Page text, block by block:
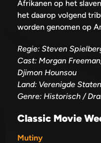
Afrikanen op het
het daarop volgend
worden genomen op
Regie: Steven
Cast: Morgan
Djimon Hounsou
Land: Verenigde Staten
Genre: Historisch /
Classic Movie
Mutiny